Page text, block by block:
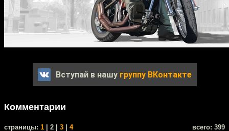
Вступай в нашу группу ВКонтакте
Комментарии
cтраницы: 1 | 2 | 3 4 всего: 399